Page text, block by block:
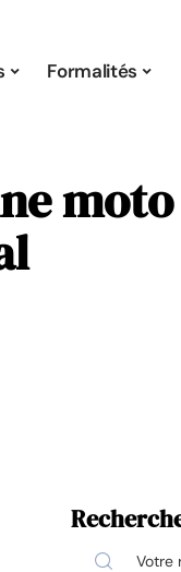
Formalités